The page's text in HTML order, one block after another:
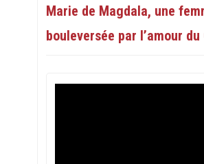
Marie de Magdala, une
bouleversée par l’amour